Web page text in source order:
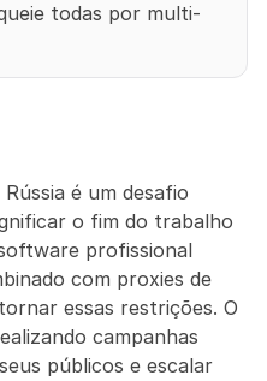
todas por multi-
é um desafio
o fim do trabalho
profissional
com proxies de
essas restrições. O
campanhas
públicos e escalar